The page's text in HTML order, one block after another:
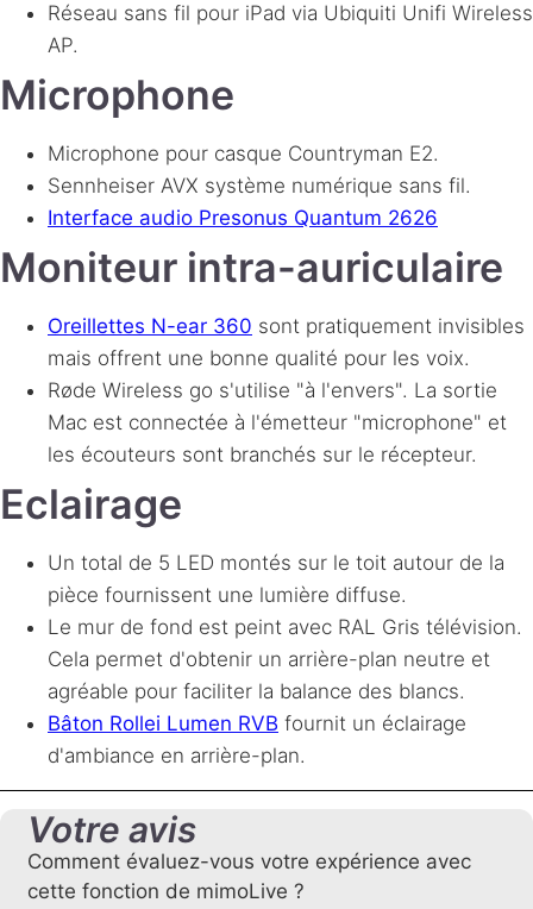
Réseau sans fil pour iPad via Ubiquiti Unifi Wireless
AP.
Microphone
Microphone pour casque Countryman E2.
Sennheiser AVX système numérique sans fil.
Interface audio Presonus Quantum 2626
Moniteur intra-auriculaire
Oreillettes N-ear 360 sont pratiquement invisibles
mais offrent une bonne qualité pour les voix.
Røde Wireless go s'utilise "à l'envers". La sortie
Mac est connectée à l'émetteur "microphone" et
les écouteurs sont branchés sur le récepteur.
Eclairage
Un total de 5 LED montés sur le toit autour de la
pièce fournissent une lumière diffuse.
Le mur de fond est peint avec RAL Gris télévision.
Cela permet d'obtenir un arrière-plan neutre et
agréable pour faciliter la balance des blancs.
Bâton Rollei Lumen RVB fournit un éclairage
d'ambiance en arrière-plan.
Votre avis
Comment évaluez-vous votre expérience avec
cette fonction de mimoLive ?